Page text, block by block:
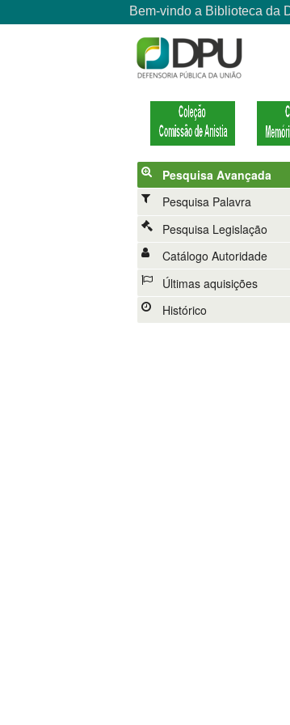
Pesquisa Avançada
Pesquisa Palavra
Pesquisa Legislação
Catálogo Autoridade
Últimas aquisições
Histórico